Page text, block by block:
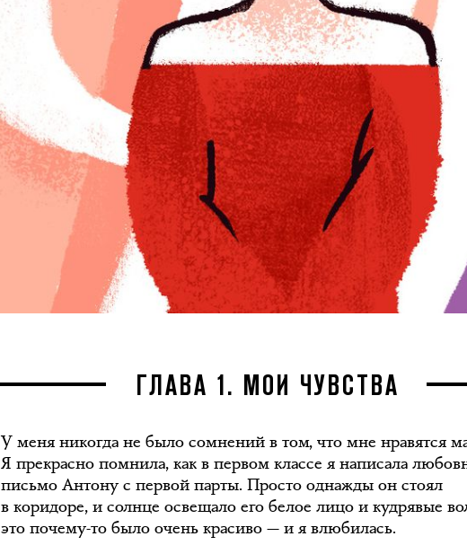
ГЛАВА 1. МОИ ЧУВСТВА
У меня никогда не было сомнений в том, что мне нравятся
Я прекрасно помнила, как в первом классе я написала
письмо Антону с первой парты. Просто однажды он стоял
в коридоре, и солнце освещало его белое лицо и кудрявые
это почему-то было очень красиво — и я влюбилась.